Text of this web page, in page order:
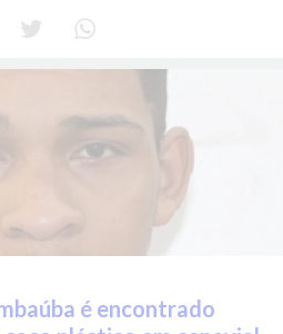
é encontrado